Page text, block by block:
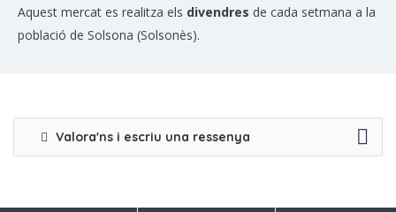
Aquest mercat es realitza els divendres de cada setmana a la
població de Solsona (Solsonès).
Valora'ns i escriu una ressenya